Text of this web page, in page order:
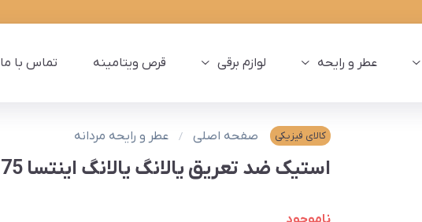
عطر و رایحه لوازم برقی قرص ویتامینه تماس با ما
کالای فیزیکی صفحه اصلی عطر و رایحه مردانه
استيک ضد تعریق يالانگ يالانگ اينتسا 75 ميلی لیتر